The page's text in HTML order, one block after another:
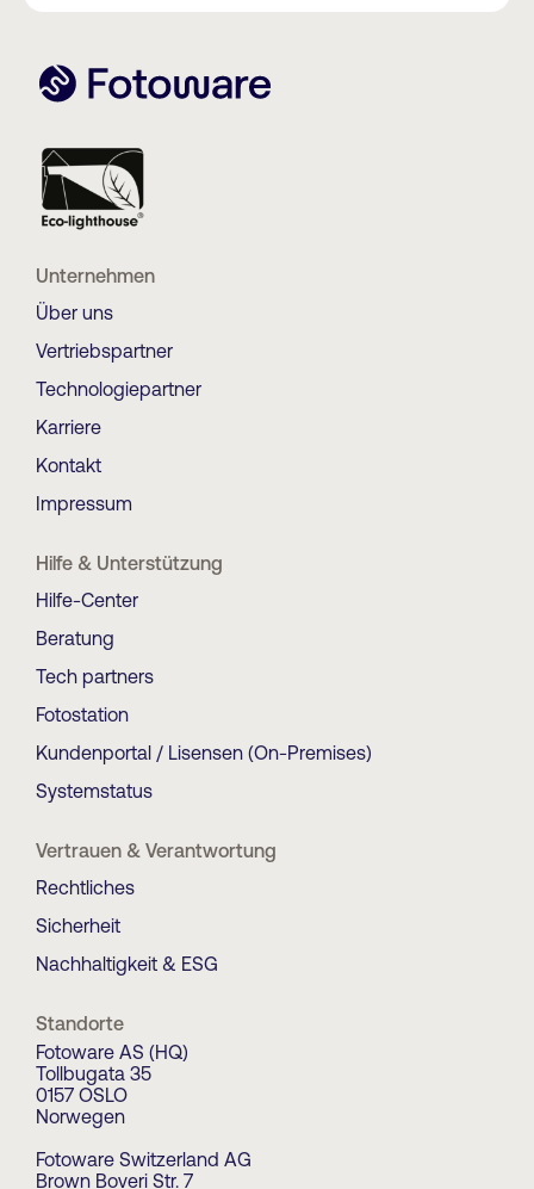
Unternehmen
Über uns
Vertriebspartner
Technologiepartner
Karriere
Kontakt
Impressum
Hilfe & Unterstützung
Hilfe-Center
Beratung
Tech partners
Fotostation
Kundenportal / Lisensen (On-Premises)
Systemstatus
Vertrauen & Verantwortung
Rechtliches
Sicherheit
Nachhaltigkeit & ESG
Standorte
Fotoware AS (HQ)
Tollbugata 35
0157 OSLO
Norwegen
Fotoware Switzerland AG
Brown Boveri Str. 7